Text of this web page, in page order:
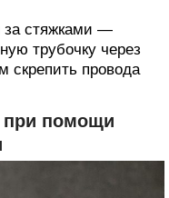
за стяжками —
трубочку через
скрепить провода
помощи